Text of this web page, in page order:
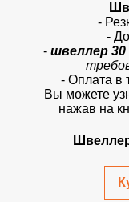
-
-
- швеллер 30
- Оплата в
Вы можете
нажав на